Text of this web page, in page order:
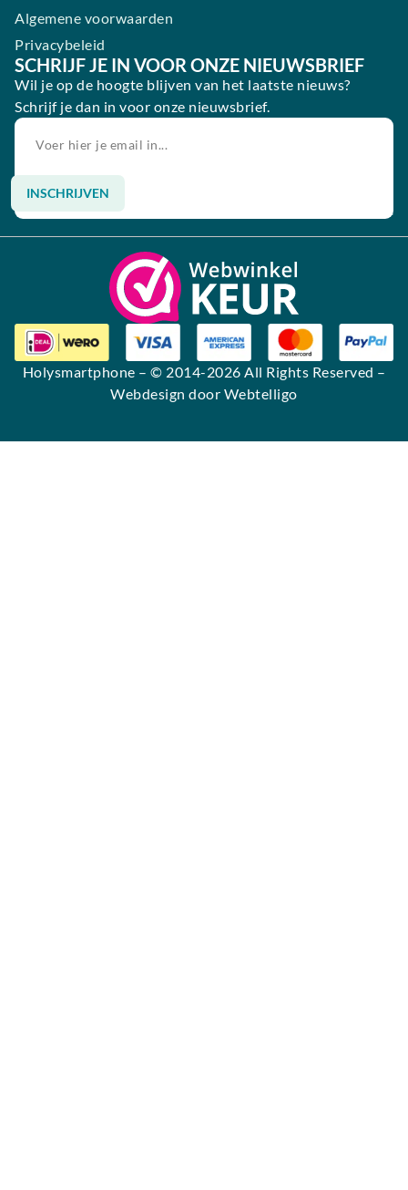
Algemene voorwaarden
Privacybeleid
SCHRIJF JE IN VOOR ONZE NIEUWSBRIEF
Wil je op de hoogte blijven van het laatste nieuws?
Schrijf je dan in voor onze nieuwsbrief.
INSCHRIJVEN
Alternative:
Holysmartphone – © 2014-2026 All Rights Reserved –
Webdesign door Webtelligo